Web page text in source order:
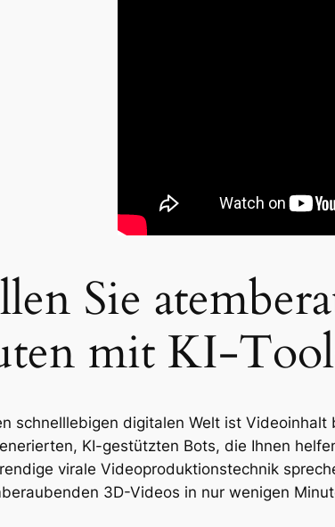
Sie
mit KI-
schnelllebigen digitalen Welt ist
KI-gestützten Bots, die Ihnen
virale Videoproduktionstechnik
3D-Videos in nur wenigen